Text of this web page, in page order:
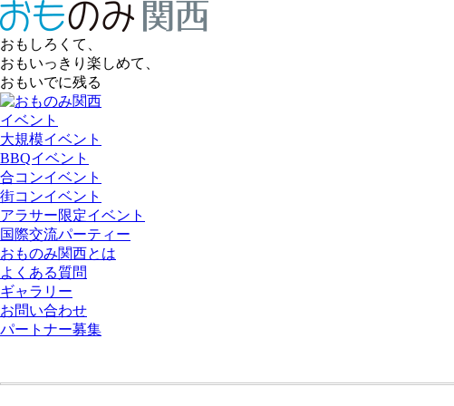
おもしろくて、
おもいっきり楽しめて、
おもいでに残る
イベント
大規模イベント
BBQイベント
合コンイベント
街コンイベント
アラサー限定イベント
国際交流パーティー
おものみ関西とは
よくある質問
ギャラリー
お問い合わせ
パートナー募集